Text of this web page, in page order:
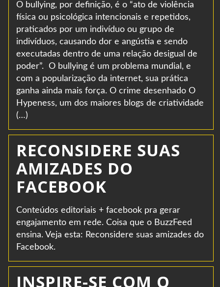
O bullying, por definição, é o “ato de violência
física ou psicológica intencionais e repetidos,
praticados por um indivíduo ou grupo de
indivíduos, causando dor e angústia e sendo
executadas dentro de uma relação desigual de
poder”. O bullying é um problema mundial, e
com a popularização da internet, sua prática
ganha ainda mais força. O crime desenhado O
Hypeness, um dos maiores blogs de criatividade
(…)
RECONSIDERE SUAS
AMIZADES DO
FACEBOOK
Conteúdos editoriais + facebook pra gerar
engajamento em rede. Coisa que o BuzzFeed
ensina. Veja esta: Reconsidere suas amizades do
Facebook.
INSPIRE-SE COM O